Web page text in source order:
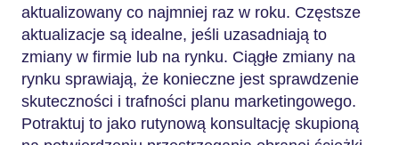
aktualizowany co najmniej raz w roku. Częstsze
aktualizacje są idealne, jeśli uzasadniają to
zmiany w firmie lub na rynku. Ciągłe zmiany na
rynku sprawiają, że konieczne jest sprawdzenie
skuteczności i trafności planu marketingowego.
Potraktuj to jako rutynową konsultację skupioną